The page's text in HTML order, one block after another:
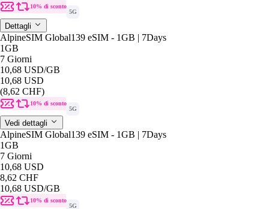
10% di sconto
5G
Dettagli
AlpineSIM Global139 eSIM - 1GB | 7Days
1GB
7 Giorni
10,68 USD/GB
10,68 USD
(8,62 CHF)
10% di sconto
5G
Vedi dettagli
AlpineSIM Global139 eSIM - 1GB | 7Days
1GB
7 Giorni
10,68 USD
8,62 CHF
10,68 USD/GB
10% di sconto
5G